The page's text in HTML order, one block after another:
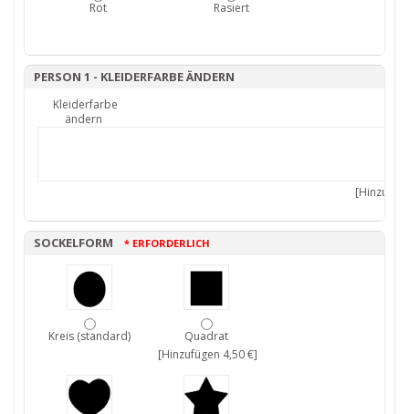
Rot Rasiert
PERSON 1 - KLEIDERFARBE ÄNDERN
Kleiderfarbe
ändern
SOCKELFORM * ERFORDERLICH
Kreis (standard)
Quadrat
[Hinzufügen 4,50 €]